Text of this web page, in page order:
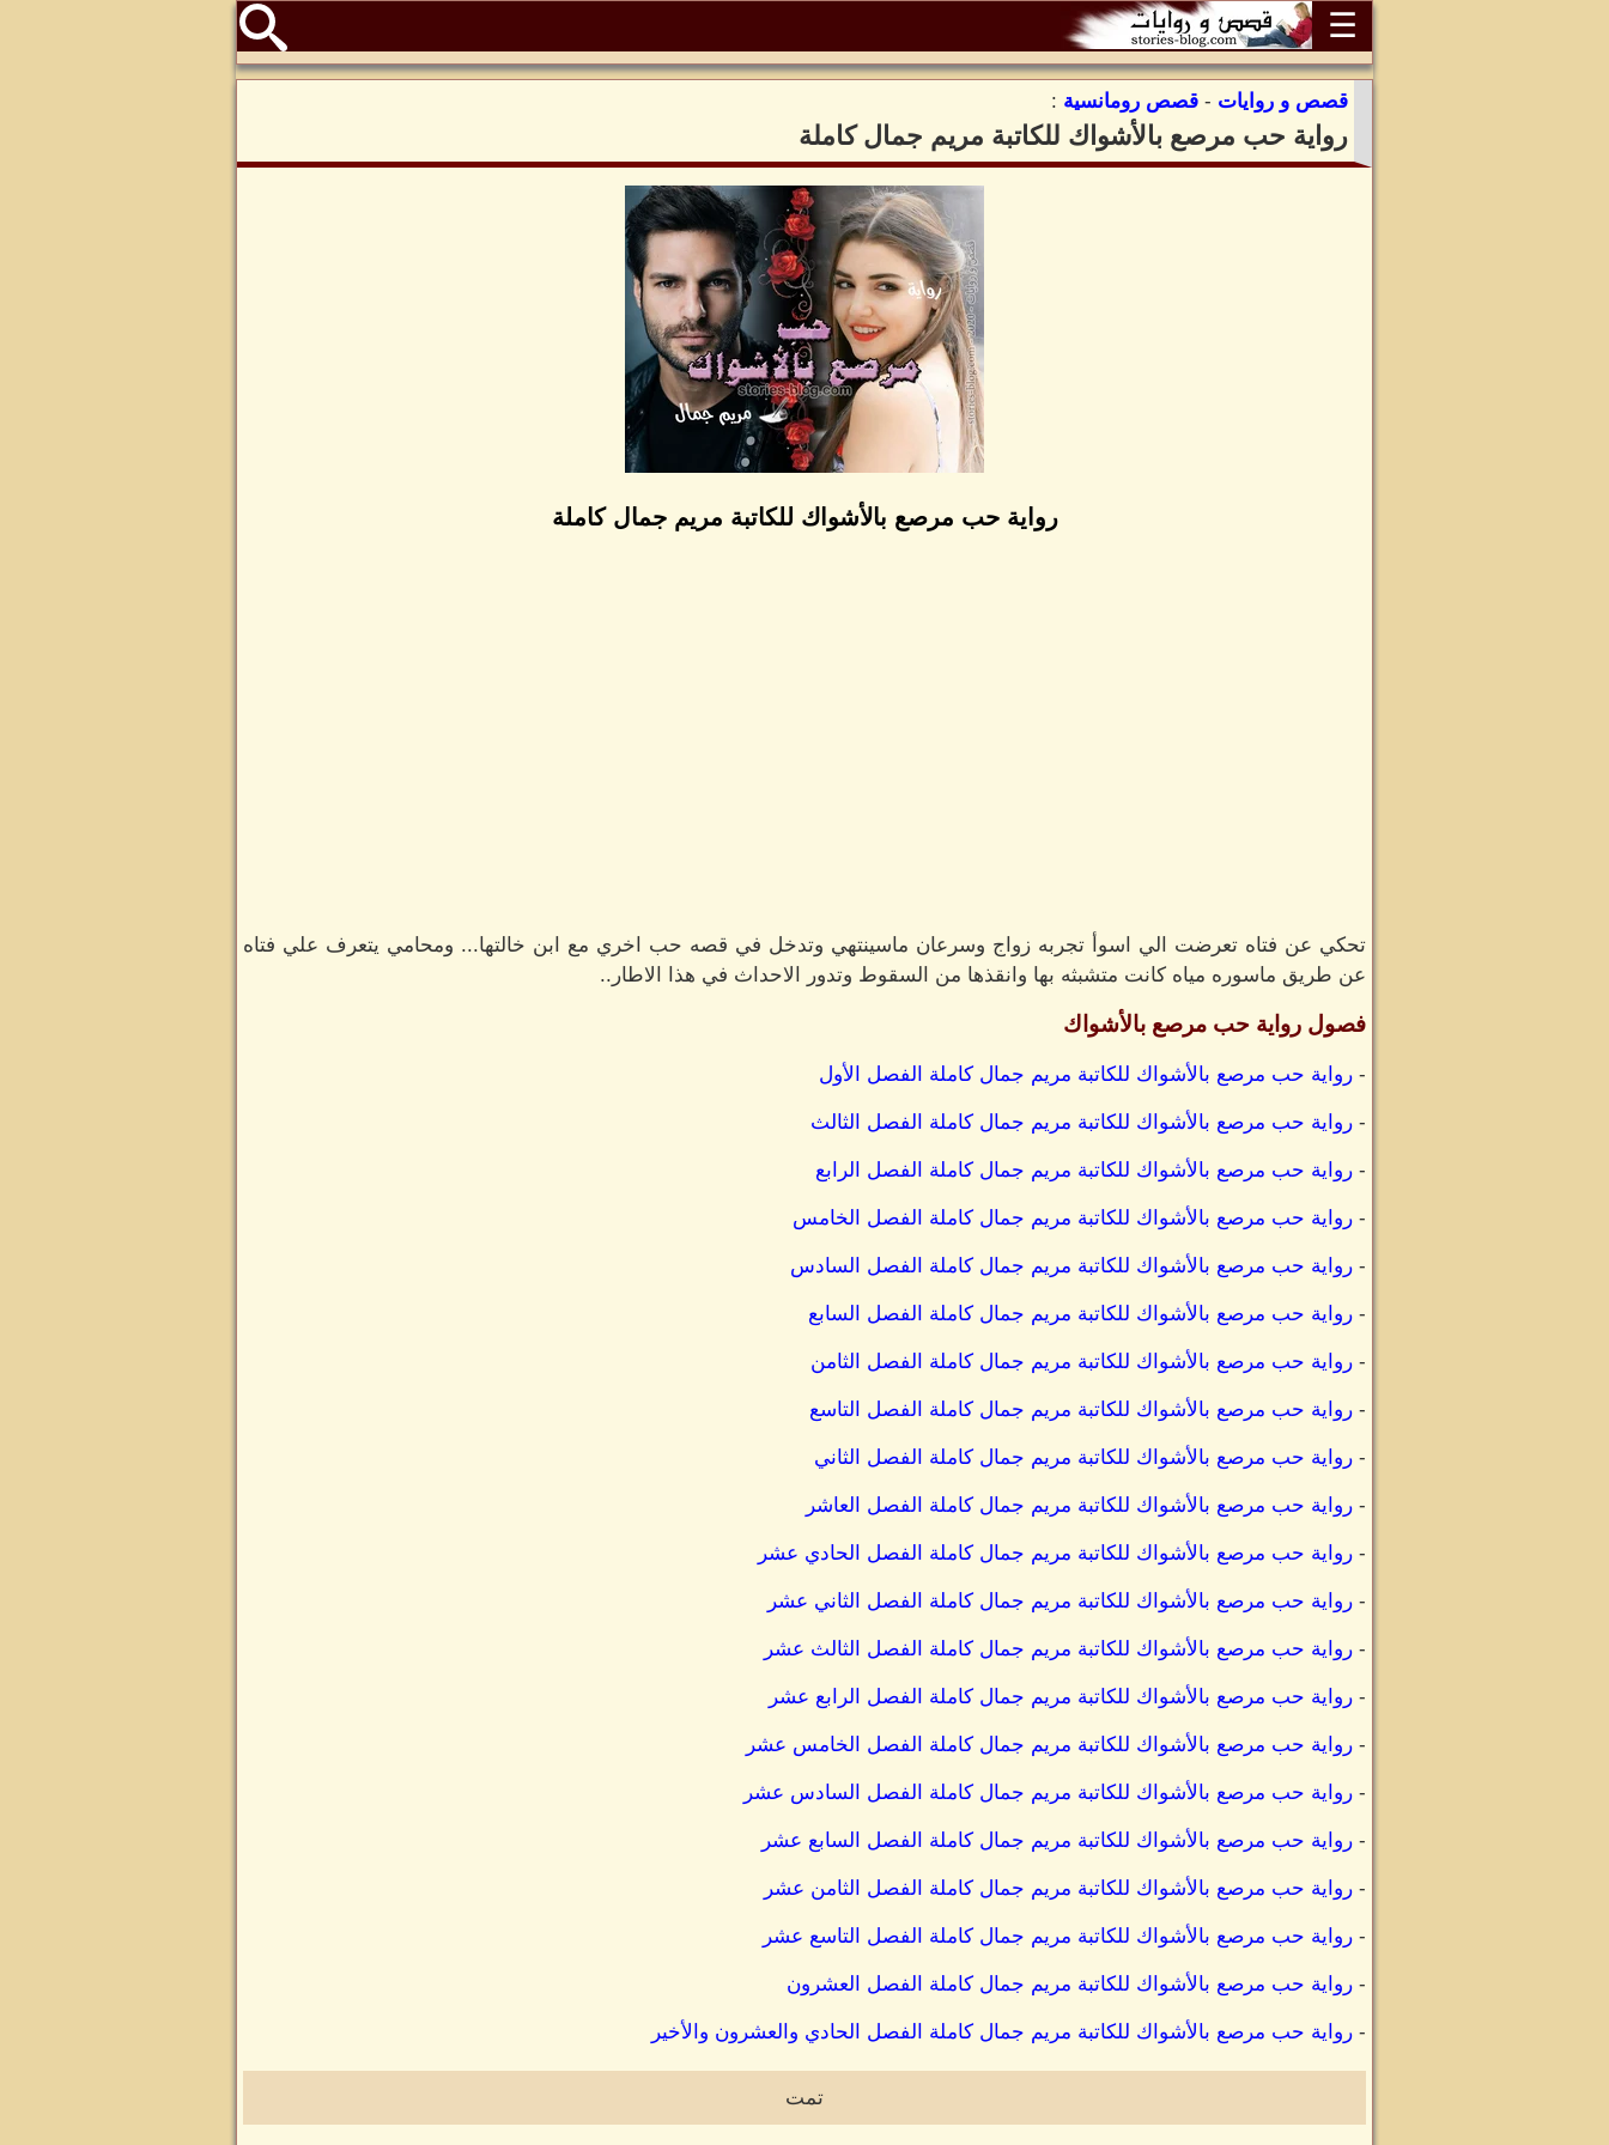
☰
قصص و روايات - قصص رومانسية :
رواية حب مرصع بالأشواك للكاتبة مريم جمال كاملة
رواية حب مرصع بالأشواك للكاتبة مريم جمال كاملة
تحكي عن فتاه تعرضت الي اسوأ تجربه زواج وسرعان ماسينتهي وتدخل في قصه حب اخري مع ابن خالتها... ومحامي يتعرف علي فتاه
عن طريق ماسوره مياه كانت متشبثه بها وانقذها من السقوط وتدور الاحداث في هذا الاطار..
فصول رواية حب مرصع بالأشواك
- رواية حب مرصع بالأشواك للكاتبة مريم جمال كاملة الفصل الأول
- رواية حب مرصع بالأشواك للكاتبة مريم جمال كاملة الفصل الثالث
- رواية حب مرصع بالأشواك للكاتبة مريم جمال كاملة الفصل الرابع
- رواية حب مرصع بالأشواك للكاتبة مريم جمال كاملة الفصل الخامس
- رواية حب مرصع بالأشواك للكاتبة مريم جمال كاملة الفصل السادس
- رواية حب مرصع بالأشواك للكاتبة مريم جمال كاملة الفصل السابع
- رواية حب مرصع بالأشواك للكاتبة مريم جمال كاملة الفصل الثامن
- رواية حب مرصع بالأشواك للكاتبة مريم جمال كاملة الفصل التاسع
- رواية حب مرصع بالأشواك للكاتبة مريم جمال كاملة الفصل الثاني
- رواية حب مرصع بالأشواك للكاتبة مريم جمال كاملة الفصل العاشر
- رواية حب مرصع بالأشواك للكاتبة مريم جمال كاملة الفصل الحادي عشر
- رواية حب مرصع بالأشواك للكاتبة مريم جمال كاملة الفصل الثاني عشر
- رواية حب مرصع بالأشواك للكاتبة مريم جمال كاملة الفصل الثالث عشر
- رواية حب مرصع بالأشواك للكاتبة مريم جمال كاملة الفصل الرابع عشر
- رواية حب مرصع بالأشواك للكاتبة مريم جمال كاملة الفصل الخامس عشر
- رواية حب مرصع بالأشواك للكاتبة مريم جمال كاملة الفصل السادس عشر
- رواية حب مرصع بالأشواك للكاتبة مريم جمال كاملة الفصل السابع عشر
- رواية حب مرصع بالأشواك للكاتبة مريم جمال كاملة الفصل الثامن عشر
- رواية حب مرصع بالأشواك للكاتبة مريم جمال كاملة الفصل التاسع عشر
- رواية حب مرصع بالأشواك للكاتبة مريم جمال كاملة الفصل العشرون
- رواية حب مرصع بالأشواك للكاتبة مريم جمال كاملة الفصل الحادي والعشرون والأخير
تمت